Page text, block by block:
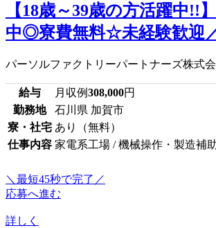
【18歳～39歳の方活躍中!!
中◎寮費無料☆未経験歓迎
パーソルファクトリーパートナーズ株式
給与 月収例308,000円
勤務地
石川県 加賀市
寮・社宅 あり（無料）
仕事内容 家電系工場 / 機械操作・製造補
＼最短45秒で完了／
応募へ進む
詳しく